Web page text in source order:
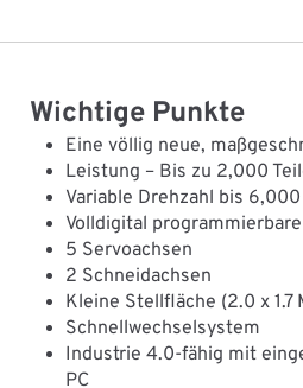
Wichtige Punkte
Eine völlig neue,
Leistung – Bis zu 2,000
Variable Drehzahl bis
Volldigital
5 Servoachsen
2 Schneidachsen
Kleine Stellfläche (2.0 x 1.7
Schnellwechselsystem
Industrie 4.0-fähig mit
PC